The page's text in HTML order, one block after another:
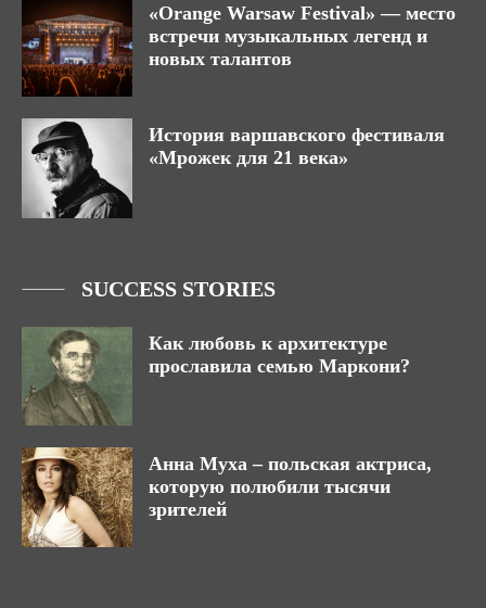
«Orange Warsaw Festival» — место
встречи музыкальных легенд и
новых талантов
История варшавского фестиваля
«Мрожек для 21 века»
SUCCESS STORIES
Как любовь к архитектуре
прославила семью Маркони?
Анна Муха – польская актриса,
которую полюбили тысячи
зрителей